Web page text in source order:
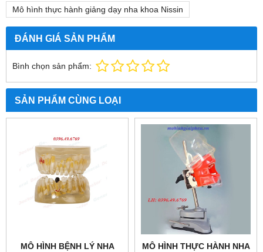
Mô hình thực hành giảng dạy nha khoa Nissin
ĐÁNH GIÁ SẢN PHẨM
Bình chọn sản phẩm:
SẢN PHẨM CÙNG LOẠI
MÔ HÌNH BỆNH LÝ NHA
MÔ HÌNH THỰC HÀNH NHA